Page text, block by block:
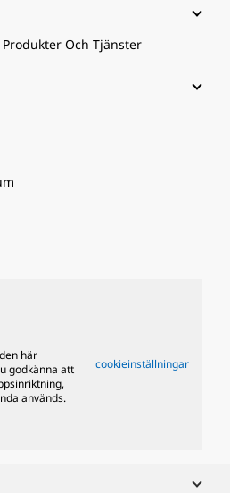
Och Tjänster
här
godkänna att
används.
cookieinställningar